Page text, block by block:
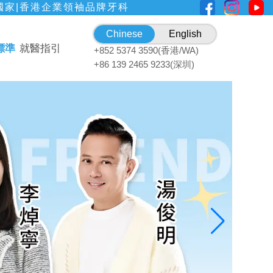
|香港企業領袖品牌牙科
準 就醫指引
Chinese
English
+852 5374 3590(香港/WA)
+86 139 2465 9233(深圳)